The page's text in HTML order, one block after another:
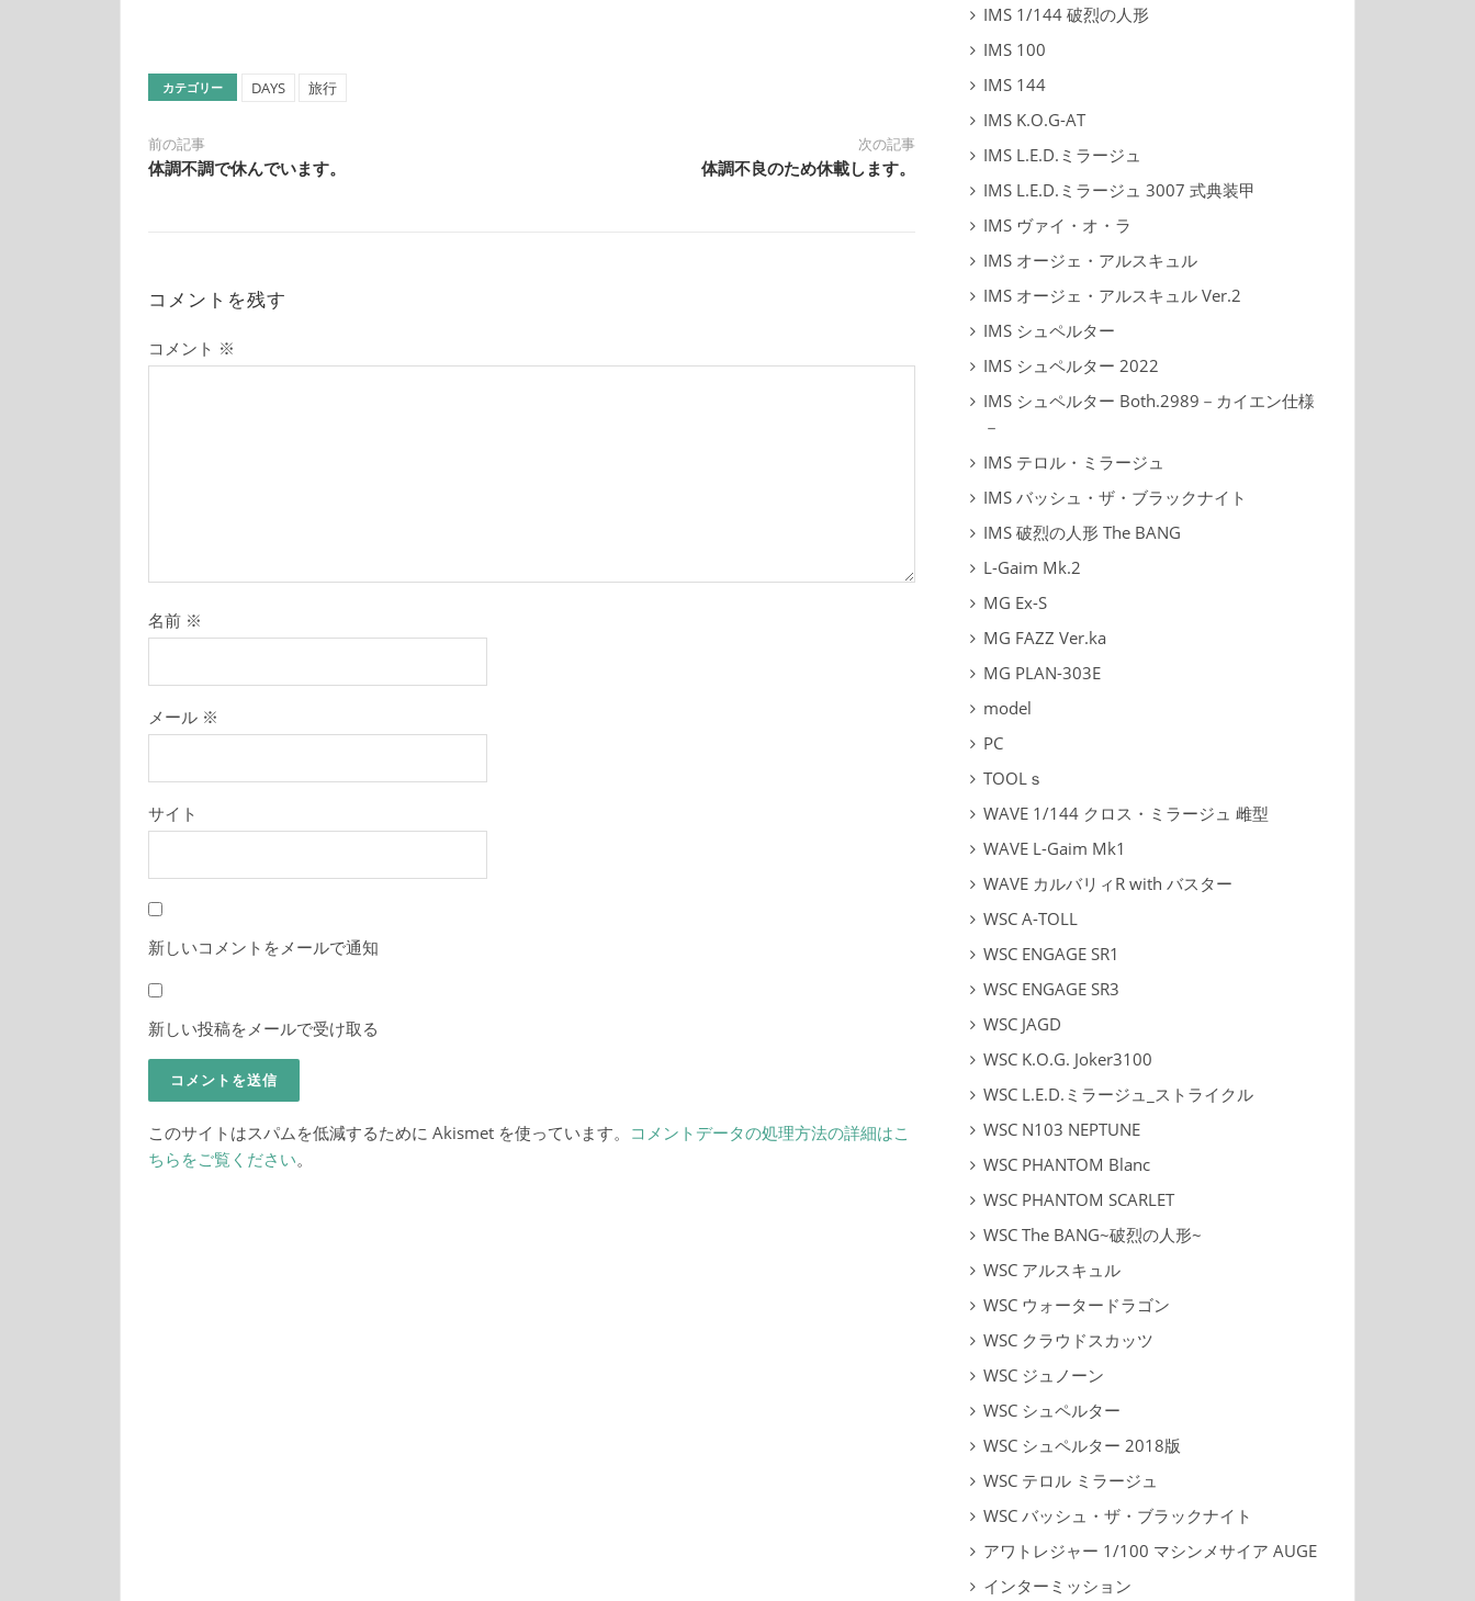
カテゴリー DAYS 旅行
前の記事
体調不調で休んでいます。
次の記事
体調不良のため休載します。
コメントを残す
コメント ※
名前 ※
メール ※
サイト
新しいコメントをメールで通知
新しい投稿をメールで受け取る
このサイトはスパムを低減するために Akismet を使っています。 コメントデータの処理方法の詳細はこ
ちらをご覧ください。
IMS 1/144 破烈の人形
IMS 100
IMS 144
IMS K.O.G-AT
IMS L.E.D.ミラージュ
IMS L.E.D.ミラージュ 3007 式典装甲
IMS ヴァイ・オ・ラ
IMS オージェ・アルスキュル
IMS オージェ・アルスキュル Ver.2
IMS シュペルター
IMS シュペルター 2022
IMS シュペルター Both.2989－カイエン仕様
－
IMS テロル・ミラージュ
IMS バッシュ・ザ・ブラックナイト
IMS 破烈の人形 The BANG
L-Gaim Mk.2
MG Ex-S
MG FAZZ Ver.ka
MG PLAN-303E
model
PC
TOOLｓ
WAVE 1/144 クロス・ミラージュ 雌型
WAVE L-Gaim Mk1
WAVE カルバリィR with バスター
WSC A-TOLL
WSC ENGAGE SR1
WSC ENGAGE SR3
WSC JAGD
WSC K.O.G. Joker3100
WSC L.E.D.ミラージュ_ストライクル
WSC N103 NEPTUNE
WSC PHANTOM Blanc
WSC PHANTOM SCARLET
WSC The BANG~破烈の人形~
WSC アルスキュル
WSC ウォータードラゴン
WSC クラウドスカッツ
WSC ジュノーン
WSC シュペルター
WSC シュペルター 2018版
WSC テロル ミラージュ
WSC バッシュ・ザ・ブラックナイト
アワトレジャー 1/100 マシンメサイア AUGE
インターミッション